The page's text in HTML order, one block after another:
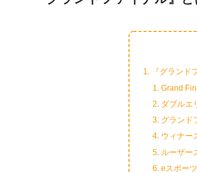
『グラン
Grand
ダブルエ
グランド
ウィナー
ルーザー
eスポー